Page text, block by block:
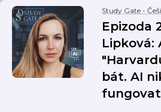
Study Gate -
Epizoda
Lipková:
bát. AI